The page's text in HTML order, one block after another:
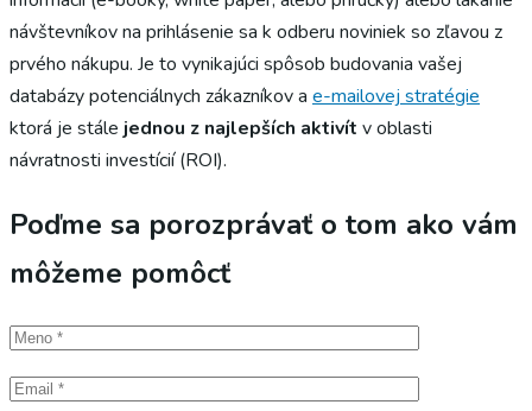
návštevníkov na prihlásenie sa k odberu noviniek so zľavou z
prvého nákupu. Je to vynikajúci spôsob budovania vašej
databázy potenciálnych zákazníkov a e-mailovej stratégie
ktorá je stále jednou z najlepších aktivít v oblasti
návratnosti investícií (ROI).
Poďme sa porozprávať o tom ako vám
môžeme pomôcť